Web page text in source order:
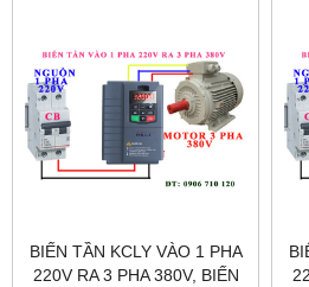
BIẾN TẦN KCLY VÀO 1 PHA
220V RA 3 PHA 380V, BIẾN